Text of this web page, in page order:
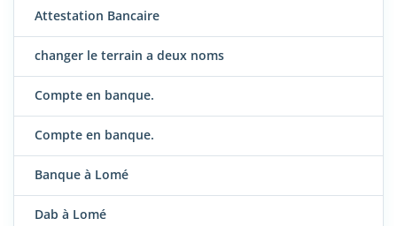
Attestation Bancaire
changer le terrain a deux noms
Compte en banque.
Compte en banque.
Banque à Lomé
Dab à Lomé